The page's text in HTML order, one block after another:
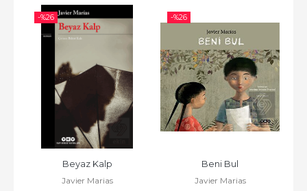
-%26
Beyaz Kalp
Javier Marias
-%26
Beni Bul
Javier Marias